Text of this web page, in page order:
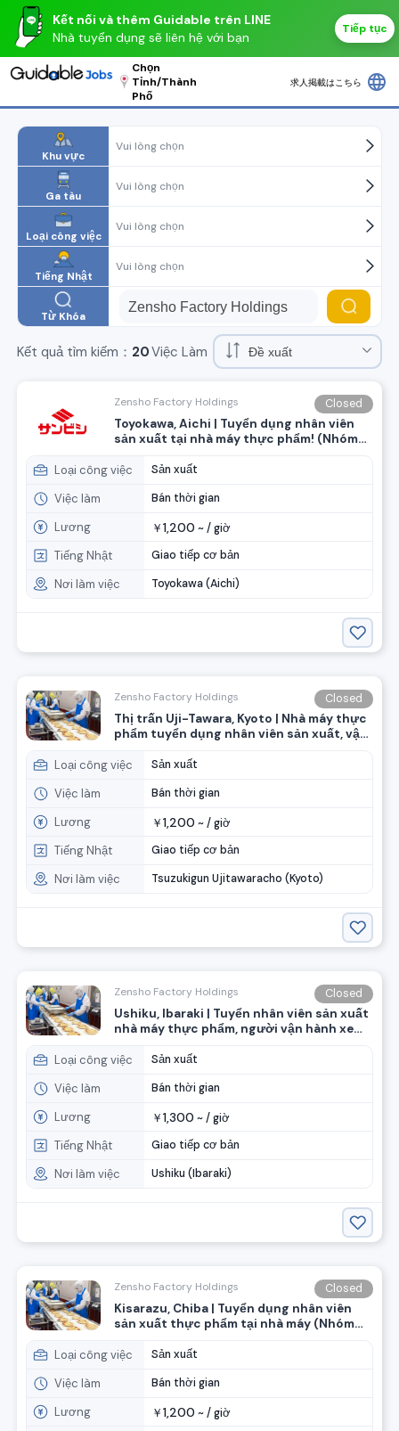
Kết nối và thêm Guidable trên LINE
Nhà tuyển dụng sẽ liên hệ với bạn
Tiếp tục
Chọn
Tỉnh/Thành
Phố
求人掲載はこちら language
Khu vực
Vui lòng chọn
Ga tàu
Vui lòng chọn
Loại công việc
Vui lòng chọn
Tiếng Nhật
Vui lòng chọn
Từ Khóa
Kết quả tìm kiếm： 20Việc Làm
Zensho Factory Holdings Closed
Toyokawa, Aichi | Tuyển dụng nhân viên
sản xuất tại nhà máy thực phẩm! (Nhóm
Loại công việc
Sản xuất
Việc làm Bán thời gian
Lương ￥1,200 ~ /giờ
Tiếng Nhật Giao tiếp cơ bản
Nơi làm việc Toyokawa (Aichi)
Zensho Factory Holdings Closed
Thị trấn Uji-Tawara, Kyoto | Nhà máy thực
phẩm tuyển dụng nhân viên sản xuất, vận
Loại công việc
Sản xuất
Việc làm Bán thời gian
Lương ￥1,200 ~ /giờ
Tiếng Nhật Giao tiếp cơ bản
Nơi làm việc Tsuzukigun Ujitawaracho (Kyoto)
Zensho Factory Holdings Closed
Ushiku, Ibaraki | Tuyển nhân viên sản xuất
nhà máy thực phẩm, người vận hành xe
Loại công việc
Sản xuất
Việc làm Bán thời gian
Lương ￥1,300 ~ /giờ
Tiếng Nhật Giao tiếp cơ bản
Nơi làm việc Ushiku (Ibaraki)
Zensho Factory Holdings Closed
Kisarazu, Chiba | Tuyển dụng nhân viên
sản xuất thực phẩm tại nhà máy (Nhóm
Loại công việc
Sản xuất
Việc làm Bán thời gian
Lương ￥1,200 ~ /giờ